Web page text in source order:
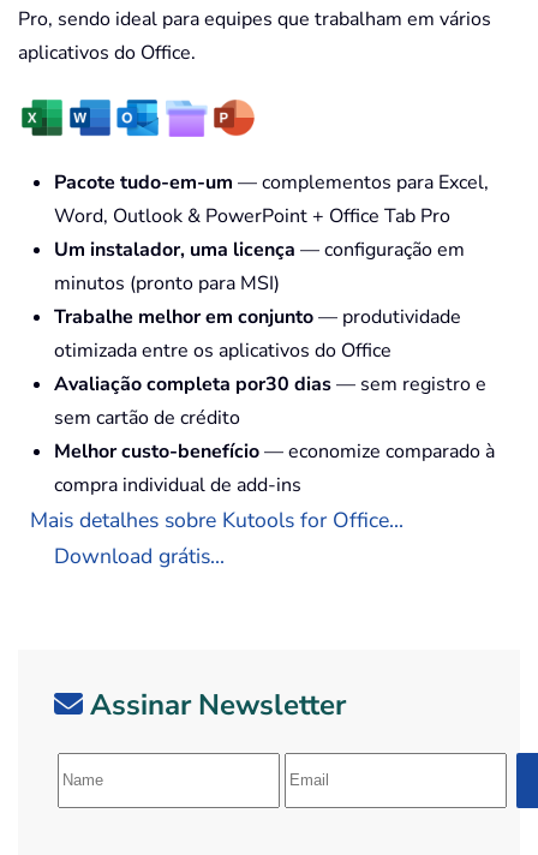
Pro, sendo ideal para equipes que trabalham em vários
aplicativos do Office.
Pacote tudo-em-um — complementos para Excel,
Word, Outlook & PowerPoint + Office Tab Pro
Um instalador, uma licença — configuração em
minutos (pronto para MSI)
Trabalhe melhor em conjunto— produtividade
otimizada entre os aplicativos do Office
Avaliação completa por30 dias— sem registro e
sem cartão de crédito
Melhor custo-benefício— economize comparado à
compra individual de add-ins
Mais detalhes sobre Kutools for Office...
Download grátis...
Assinar Newsletter